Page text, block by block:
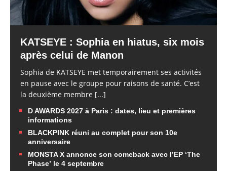
KATSEYE : Sophia en hiatus, six mois
après celui de Manon
Sophia de KATSEYE met temporairement ses activités
en pause avec le groupe pour raisons de santé. C’est
la deuxième membre [...]
D AWARDS 2027 à Paris : dates, lieu et premières
informations
BLACKPINK réuni au complet pour son 10e
anniversaire
MONSTA X annonce son comeback avec l’EP ‘The
Phase’ le 4 septembre